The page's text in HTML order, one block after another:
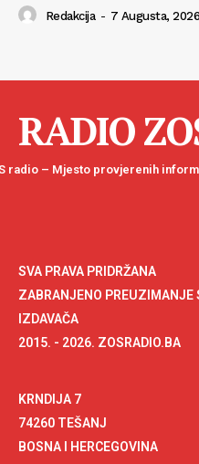
Redakcija - 7 Augusta, 2026
RADIO
radio – Mjesto provjerenih
SVA PRAVA PRIDRŽANA
ZABRANJENO PREUZIMANJE
IZDAVAČA
2015. - 2026. ZOSRADIO.BA
KRNDIJA 7
74260 TEŠANJ
BOSNA I HERCEGOVINA